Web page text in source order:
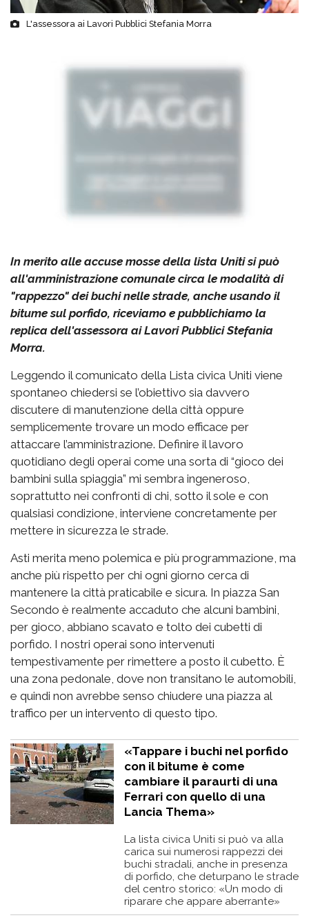
L'assessora ai Lavori Pubblici Stefania Morra
In merito alle accuse mosse della lista Uniti si può
all'amministrazione comunale circa le modalità di
"rappezzo" dei buchi nelle strade, anche usando il
bitume sul porfido, riceviamo e pubblichiamo la
replica dell'assessora ai Lavori Pubblici Stefania
Morra.
Leggendo il comunicato della Lista civica Uniti viene
spontaneo chiedersi se l’obiettivo sia davvero
discutere di manutenzione della città oppure
semplicemente trovare un modo efficace per
attaccare l’amministrazione. Definire il lavoro
quotidiano degli operai come una sorta di “gioco dei
bambini sulla spiaggia” mi sembra ingeneroso,
soprattutto nei confronti di chi, sotto il sole e con
qualsiasi condizione, interviene concretamente per
mettere in sicurezza le strade.
Asti merita meno polemica e più programmazione, ma
anche più rispetto per chi ogni giorno cerca di
mantenere la città praticabile e sicura. In piazza San
Secondo è realmente accaduto che alcuni bambini,
per gioco, abbiano scavato e tolto dei cubetti di
porfido. I nostri operai sono intervenuti
tempestivamente per rimettere a posto il cubetto. È
una zona pedonale, dove non transitano le automobili,
e quindi non avrebbe senso chiudere una piazza al
traffico per un intervento di questo tipo.
«Tappare i buchi nel porfido
con il bitume è come
cambiare il paraurti di una
Ferrari con quello di una
Lancia Thema»
La lista civica Uniti si può va alla
carica sui numerosi rappezzi dei
buchi stradali, anche in presenza
di porfido, che deturpano le strade
del centro storico: «Un modo di
riparare che appare aberrante»